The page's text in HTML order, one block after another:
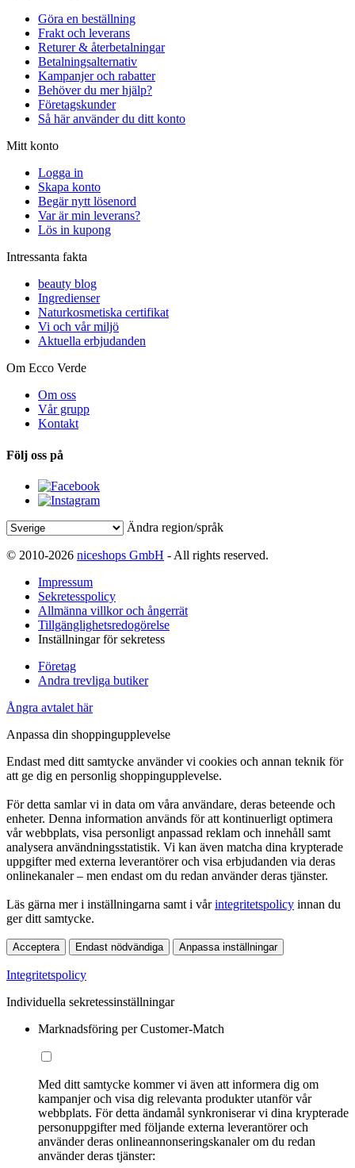
Göra en beställning
Frakt och leverans
Returer & återbetalningar
Betalningsalternativ
Kampanjer och rabatter
Behöver du mer hjälp?
Företagskunder
Så här använder du ditt konto
Mitt konto
Logga in
Skapa konto
Begär nytt lösenord
Var är min leverans?
Lös in kupong
Intressanta fakta
beauty blog
Ingredienser
Naturkosmetiska certifikat
Vi och vår miljö
Aktuella erbjudanden
Om Ecco Verde
Om oss
Vår grupp
Kontakt
Följ oss på
Ändra region/språk
© 2010-2026 niceshops GmbH - All rights reserved.
Impressum
Sekretesspolicy
Allmänna villkor och ångerrät
Tillgänglighetsredogörelse
Inställningar för sekretess
Företag
Andra trevliga butiker
Ångra avtalet här
Anpassa din shoppingupplevelse
Endast med ditt samtycke använder vi cookies och annan teknik för
att ge dig en personlig shoppingupplevelse.
För detta samlar vi in data om våra användare, deras beteende och
enheter. Denna information används för att kontinuerligt optimera
vår webbplats, visa personligt anpassad reklam och innehåll samt
analysera användningsstatistik. Vi kan även matcha dina krypterade
uppgifter med externa leverantörer och visa erbjudanden via deras
onlinekanaler – men endast om du redan använder deras tjänster.
Läs gärna mer i inställningarna samt i vårintegritetspolicy innan du
ger ditt samtycke.
Acceptera Endast nödvändiga Anpassa inställningar
Integritetspolicy
Individuella sekretessinställningar
Marknadsföring per Customer-Match
Med ditt samtycke kommer vi även att informera dig om
kampanjer och visa dig relevanta produkter utanför vår
webbplats. För detta ändamål synkroniserar vi dina krypterade
personuppgifter med följande externa leverantörer och
använder deras onlineannonseringskanaler om du redan
använder deras tjänster: